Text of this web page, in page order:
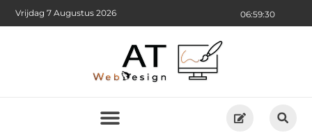
06:59:31
Vrijdag 7 Augustus 2026